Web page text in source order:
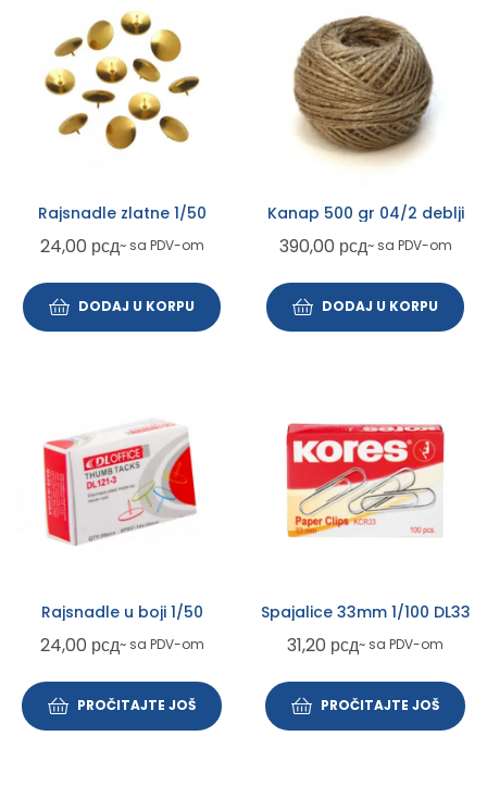
Rajsnadle zlatne 1/50
24,00 рсд~ sa PDV-om
DODAJ U KORPU
Kanap 500 gr 04/2 deblji
390,00 рсд~ sa PDV-om
DODAJ U KORPU
Rajsnadle u boji 1/50
24,00 рсд~ sa PDV-om
PROČITAJTE JOŠ
Spajalice 33mm 1/100 DL33
31,20 рсд~ sa PDV-om
PROČITAJTE JOŠ